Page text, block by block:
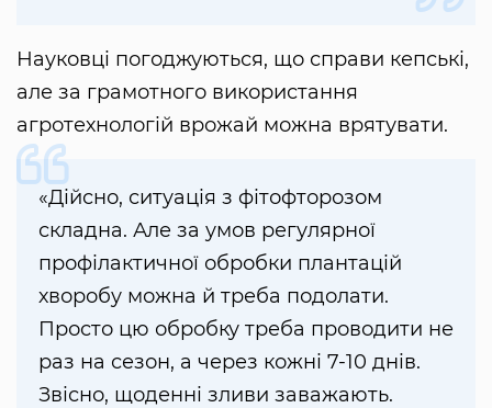
Науковці погоджуються, що справи кепські,
але за грамотного використання
агротехнологій врожай можна врятувати.
«Дійсно, ситуація з фітофторозом
складна. Але за умов регулярної
профілактичної обробки плантацій
хворобу можна й треба подолати.
Просто цю обробку треба проводити не
раз на сезон, а через кожні 7-10 днів.
Звісно, щоденні зливи заважають.